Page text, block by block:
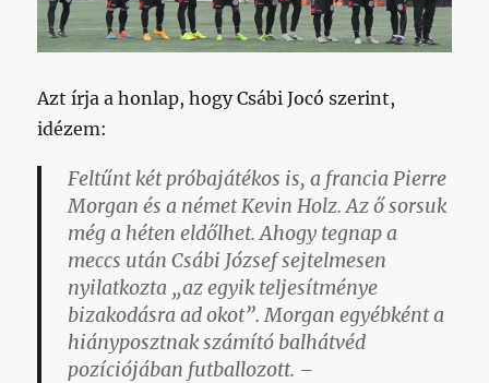
Azt írja a honlap, hogy Csábi Jocó szerint,
idézem:
Feltűnt két próbajátékos is, a francia Pierre
Morgan és a német Kevin Holz. Az ő sorsuk
még a héten eldőlhet. Ahogy tegnap a
meccs után Csábi József sejtelmesen
nyilatkozta „az egyik teljesítménye
bizakodásra ad okot”. Morgan egyébként a
hiányposztnak számító balhátvéd
pozíciójában futballozott. –